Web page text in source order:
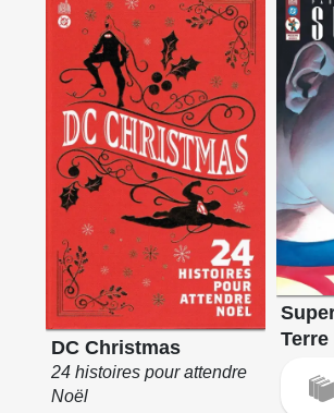
DC Christmas
24 histoires pour attendre
Noël
Terre